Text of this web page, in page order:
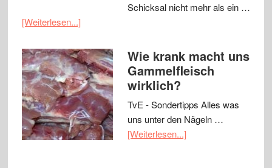
Schicksal nicht mehr als ein …
[Weiterlesen...]
Wie krank macht uns
Gammelfleisch
wirklich?
TvE - Sondertipps Alles was
uns unter den Nägeln …
[Weiterlesen...]